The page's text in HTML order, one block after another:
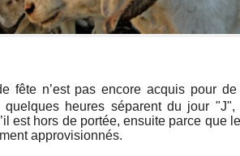
fête n’est pas encore acquis pour
quelques heures séparent du jour
est hors de portée, ensuite parce que
approvisionnés.